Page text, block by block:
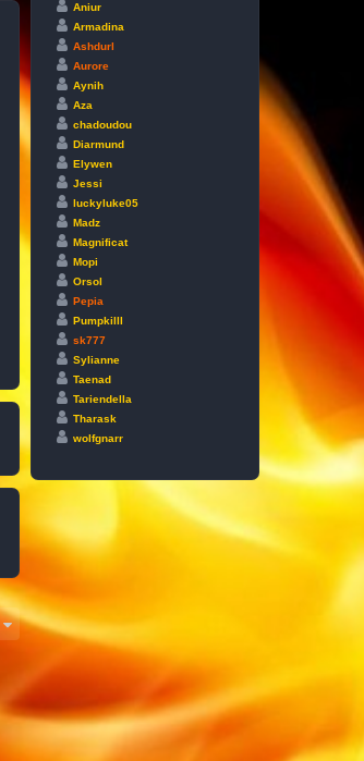
Aniur
Armadina
Ashdurl
Aurore
Aynih
Aza
chadoudou
Diarmund
Elywen
Jessi
luckyluke05
Madz
Magnificat
Mopi
Orsol
Pepia
Pumpkilll
sk777
Sylianne
Taenad
Tariendella
Tharask
wolfgnarr